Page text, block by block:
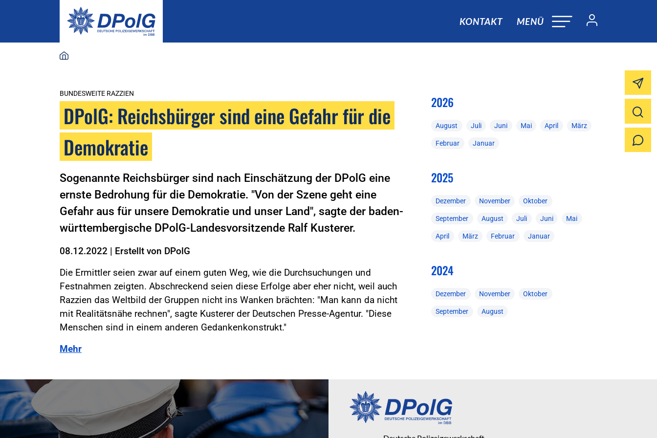
KONTAKT MENÜ
BUNDESWEITE RAZZIEN
DPolG: Reichsbürger sind eine Gefahr für die
Demokratie
Sogenannte Reichsbürger sind nach Einschätzung der DPolG eine
ernste Bedrohung für die Demokratie. "Von der Szene geht eine
Gefahr aus für unsere Demokratie und unser Land", sagte der baden-
württembergische DPolG-Landesvorsitzende Ralf Kusterer.
08.12.2022 | Erstellt von DPolG
Die Ermittler seien zwar auf einem guten Weg, wie die Durchsuchungen und
Festnahmen zeigten. Abschreckend seien diese Erfolge aber eher nicht, weil auch
Razzien das Weltbild der Gruppen nicht ins Wanken brächten: "Man kann da nicht
mit Realitätsnähe rechnen", sagte Kusterer der Deutschen Presse-Agentur. "Diese
Menschen sind in einem anderen Gedankenkonstrukt."
Mehr
2026
August Juli Juni Mai April März
Februar Januar
2025
Dezember November Oktober
September August Juli Juni Mai
April März Februar Januar
2024
Dezember November Oktober
September August